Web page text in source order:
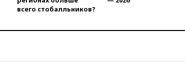
вчера, 20:27
олимпиады для поступления в
предложил оплачивать
всего стобалльников?